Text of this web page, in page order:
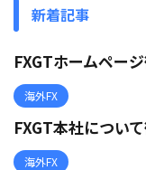
新着記事
FXGTホームペー
海外FX
FXGT本社につい
海外FX